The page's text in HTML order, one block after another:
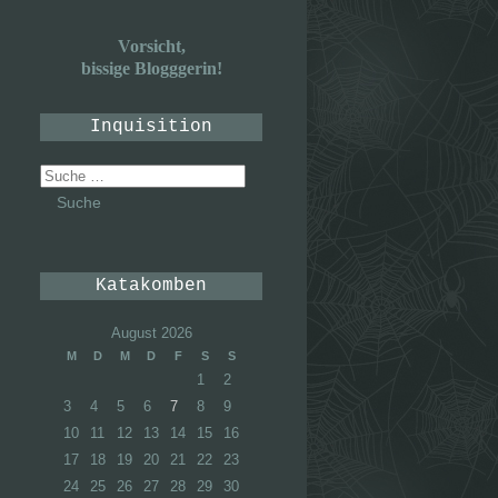
Vorsicht,
bissige Blogggerin!
Inquisition
Suche
nach:
Katakomben
August 2026
M D M D F S S
1
2
3
4 5 6 7 8
9
10
11 12 13 14 15
16
17
18 19 20 21 22
23
24
25 26 27 28 29
30